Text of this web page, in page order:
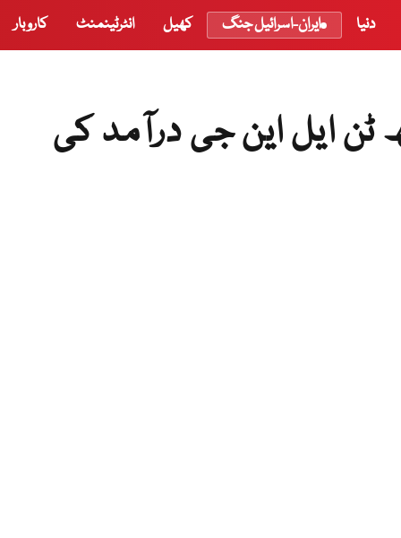
دنیا ایران-اسرائیل جنگ کھیل انٹرٹینمنٹ کاروبار